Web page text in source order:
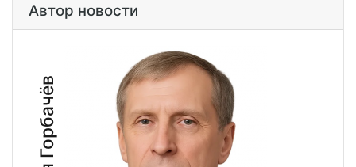
Автор новости